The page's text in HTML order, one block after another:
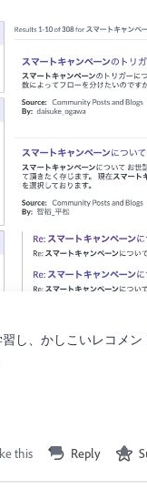
し、かしこいレコメ
this Reply